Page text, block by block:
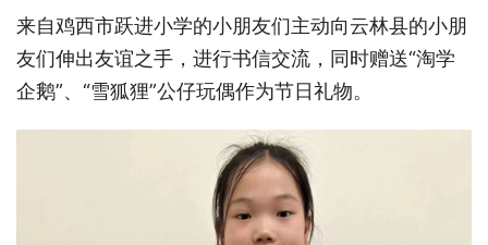
来自鸡西市跃进小学的小朋友们主动向云林县的小朋
友们伸出友谊之手，进行书信交流，同时赠送“淘学
企鹅”、“雪狐狸”公仔玩偶作为节日礼物。